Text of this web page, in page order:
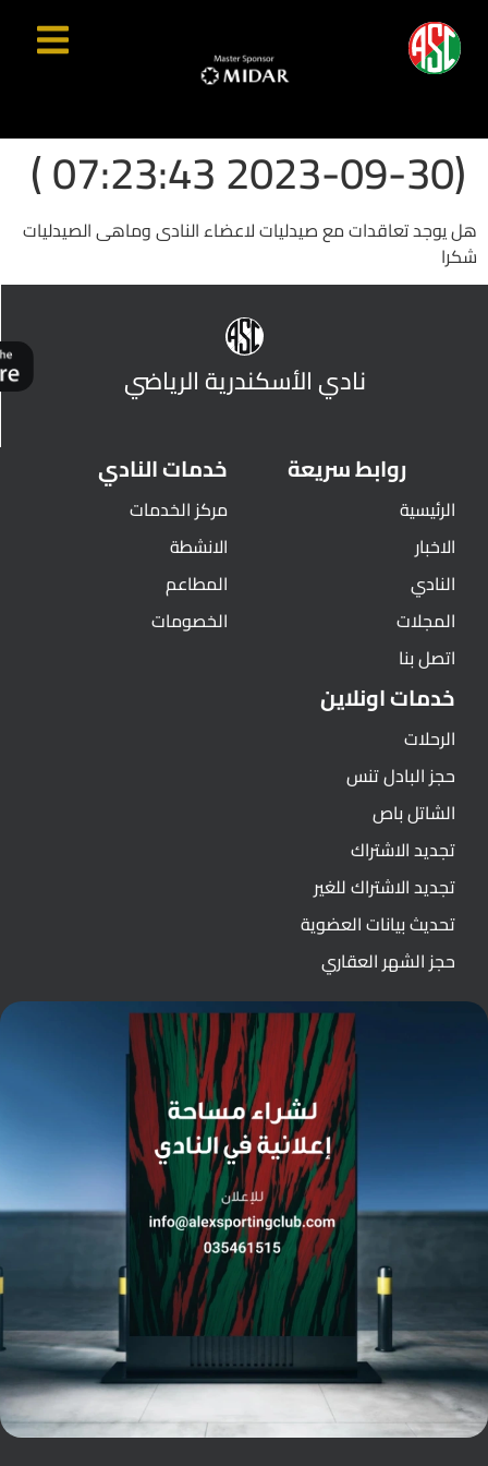
(2023-09-30 07:23:43 )
هل يوجد تعاقدات مع صيدليات لاعضاء النادى وماهى الصيدليات
شكرا
نادي الأسكندرية الرياضي
روابط سريعة
الرئيسية
الاخبار
النادي
المجلات
اتصل بنا
خدمات النادي
مركز الخدمات
الانشطة
المطاعم
الخصومات
خدمات اونلاين
الرحلات
حجز البادل تنس
الشاتل باص
تجديد الاشتراك
تجديد الاشتراك للغير
تحديث بيانات العضوية
حجز الشهر العقاري